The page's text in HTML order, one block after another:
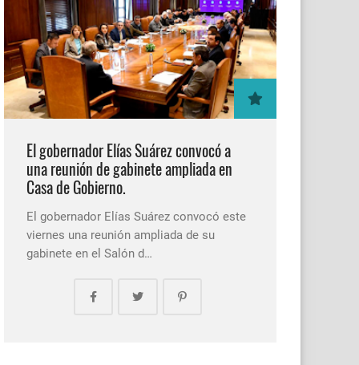
El gobernador Elías Suárez convocó a
una reunión de gabinete ampliada en
Casa de Gobierno.
El gobernador Elías Suárez convocó este
viernes una reunión ampliada de su
gabinete en el Salón d…